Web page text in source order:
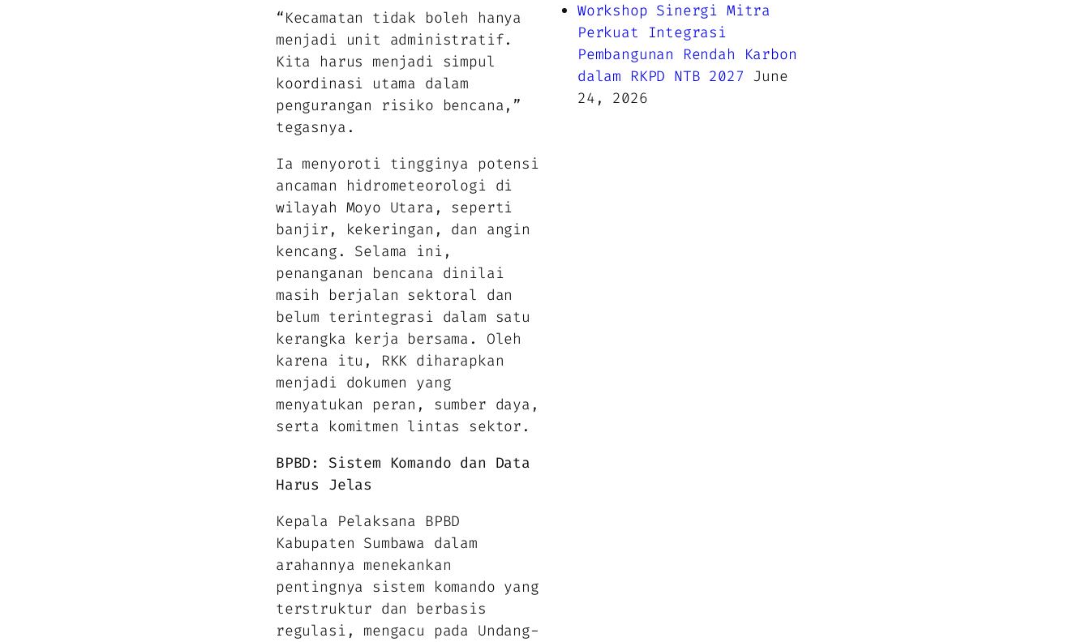
“Kecamatan tidak boleh hanya
menjadi unit administratif.
Kita harus menjadi simpul
koordinasi utama dalam
pengurangan risiko bencana,”
tegasnya.
Ia menyoroti tingginya potensi
ancaman hidrometeorologi di
wilayah Moyo Utara, seperti
banjir, kekeringan, dan angin
kencang. Selama ini,
penanganan bencana dinilai
masih berjalan sektoral dan
belum terintegrasi dalam satu
kerangka kerja bersama. Oleh
karena itu, RKK diharapkan
menjadi dokumen yang
menyatukan peran, sumber daya,
serta komitmen lintas sektor.
BPBD: Sistem Komando dan Data
Harus Jelas
Kepala Pelaksana BPBD
Kabupaten Sumbawa dalam
arahannya menekankan
pentingnya sistem komando yang
terstruktur dan berbasis
regulasi, mengacu pada Undang-
Workshop Sinergi Mitra
Perkuat Integrasi
Pembangunan Rendah Karbon
dalam RKPD NTB 2027 June
24, 2026